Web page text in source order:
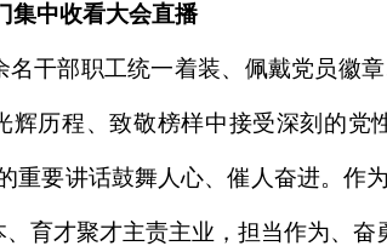
集中收看大会直播
名干部职工统一着装、佩戴党员徽
辉历程、致敬榜样中接受深刻的
重要讲话鼓舞人心、催人奋进。作
育才聚才主责主业，担当作为、